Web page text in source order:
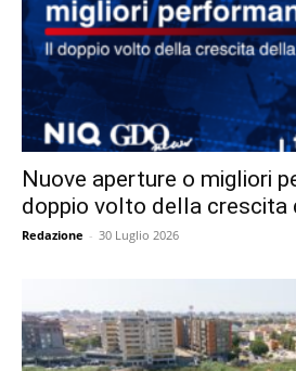
Nuove aperture o migliori
doppio volto della crescita
Redazione - 30 Luglio 2026